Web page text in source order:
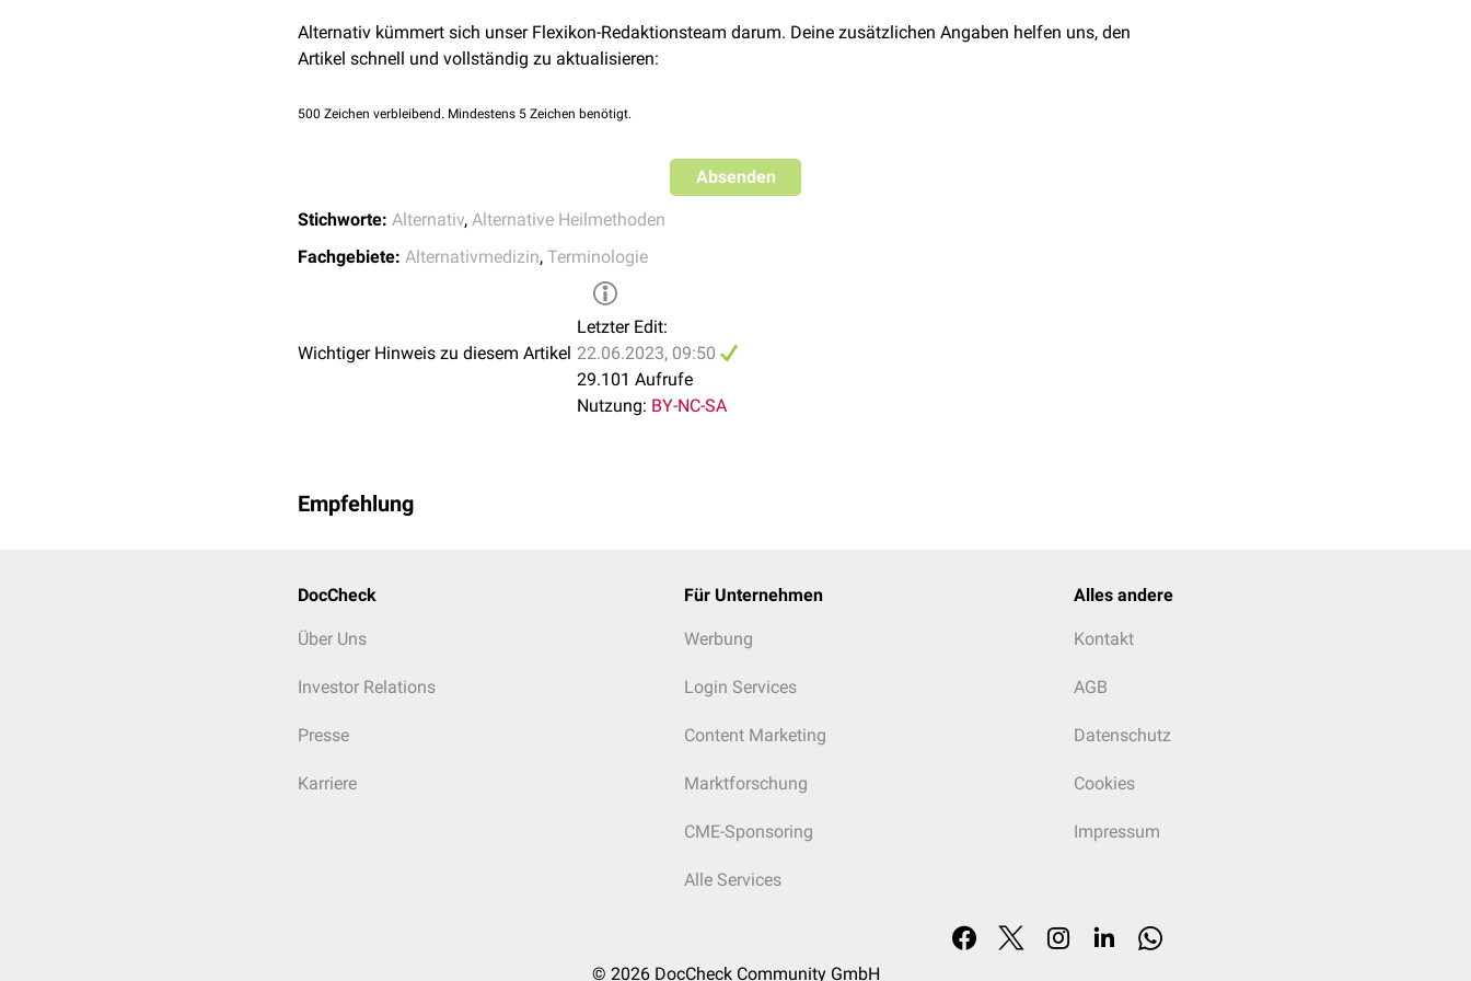
Ernst E.Komplementärmedizinische Diagnoseverfahren . Dtsch Arztebl 2005. Abgerufen am 21.06.2023
Alternativ kümmert sich unser Flexikon-Redaktionsteam darum. Deine zusätzlichen Angaben helfen uns, den
Artikel schnell und vollständig zu aktualisieren:
500 Zeichen verbleibend. Mindestens 5 Zeichen benötigt.
Absenden
Stichworte: Alternativ, Alternative Heilmethoden
Fachgebiete: Alternativmedizin, Terminologie
Wichtiger Hinweis zu diesem Artikel
Letzter Edit:
22.06.2023, 09:50
29.101 Aufrufe
Nutzung: BY-NC-SA
Empfehlung
DocCheck
Über Uns
Investor Relations
Presse
Karriere
Für Unternehmen
Werbung
Login Services
Content Marketing
Marktforschung
CME-Sponsoring
Alle Services
Alles andere
Kontakt
AGB
Datenschutz
Cookies
Impressum
© 2026 DocCheck Community GmbH